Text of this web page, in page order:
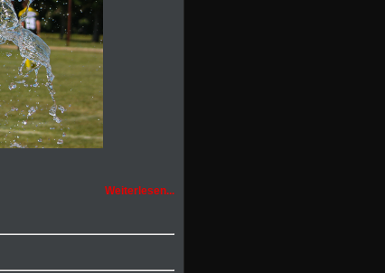
Weiterlesen...